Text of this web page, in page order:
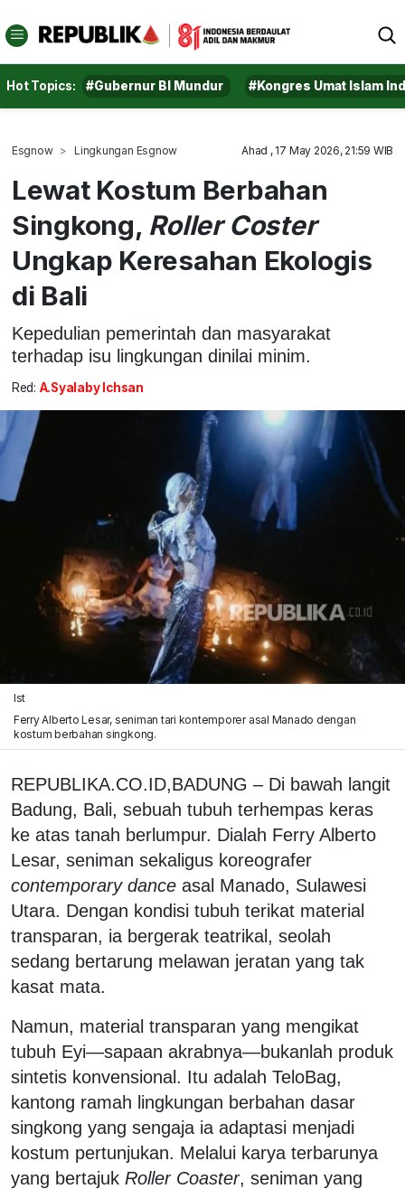
Hot Topics: #Gubernur BI Mundur #Kongres Umat Islam
Esgnow Lingkungan Esgnow Ahad , 17 May 2026, 21:59 WIB
Lewat Kostum Berbahan
Singkong, Roller Coster
Ungkap Keresahan Ekologis
di Bali
Kepedulian pemerintah dan masyarakat
terhadap isu lingkungan dinilai minim.
Red: A.Syalaby Ichsan
Ist
Ferry Alberto Lesar, seniman tari kontemporer asal Manado dengan
kostum berbahan singkong.
REPUBLIKA.CO.ID,BADUNG – Di bawah langit
Badung, Bali, sebuah tubuh terhempas keras
ke atas tanah berlumpur. Dialah Ferry Alberto
Lesar, seniman sekaligus koreografer
contemporary dance asal Manado, Sulawesi
Utara. Dengan kondisi tubuh terikat material
transparan, ia bergerak teatrikal, seolah
sedang bertarung melawan jeratan yang tak
kasat mata.
Namun, material transparan yang mengikat
tubuh Eyi—sapaan akrabnya—bukanlah produk
sintetis konvensional. Itu adalah TeloBag,
kantong ramah lingkungan berbahan dasar
singkong yang sengaja ia adaptasi menjadi
kostum pertunjukan. Melalui karya terbarunya
yang bertajuk Roller Coaster, seniman yang